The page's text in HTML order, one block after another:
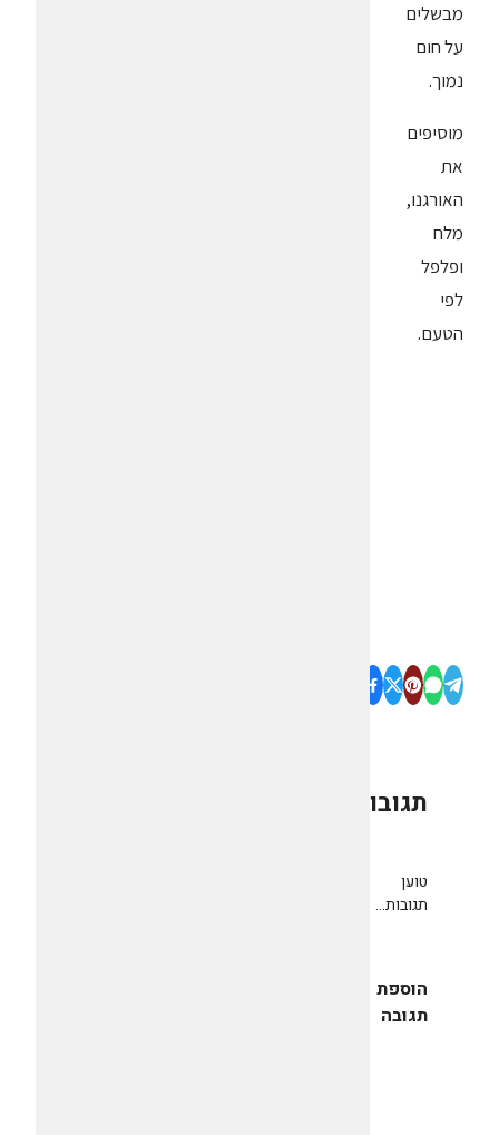
מבשלים
על חום
נמוך.
מוסיפים
את
האורגנו,
מלח
ופלפל
לפי
הטעם.
תגובות
טוען
תגובות...
הוספת
תגובה